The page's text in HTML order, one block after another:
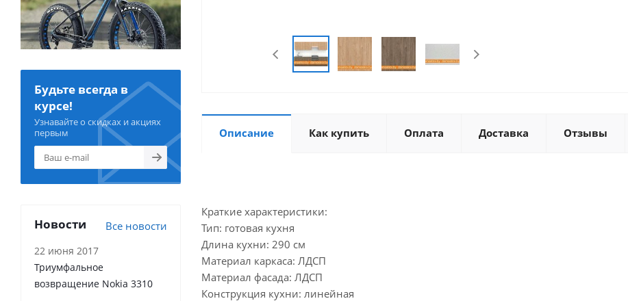
Описание Как купить Оплата Доставка Отзывы
Краткие характеристики:
Тип: готовая кухня
Длина кухни: 290 см
Материал каркаса: ЛДСП
Материал фасада: ЛДСП
Конструкция кухни: линейная
Будьте всегда в
курсе!
Узнавайте о скидках и акциях
первым
Новости Все новости
22 июня 2017
Триумфальное
возвращение Nokia 3310